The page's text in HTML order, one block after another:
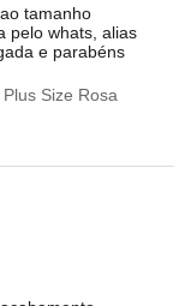
tamanho
pelo whats, alias
e parabéns
Size Rosa